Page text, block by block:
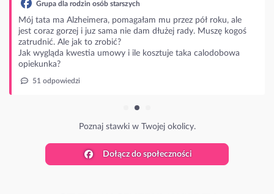
Grupa dla rodzin osób starszych
Mój tata ma Alzheimera, pomagałam mu przez pół roku, ale
jest coraz gorzej i juz sama nie dam dłużej rady. Muszę kogoś
zatrudnić. Ale jak to zrobić?
Jak wygląda kwestia umowy i ile kosztuje taka calodobowa
opiekunka?
51 odpowiedzi
Poznaj stawki w Twojej okolicy.
Dołącz do społeczności